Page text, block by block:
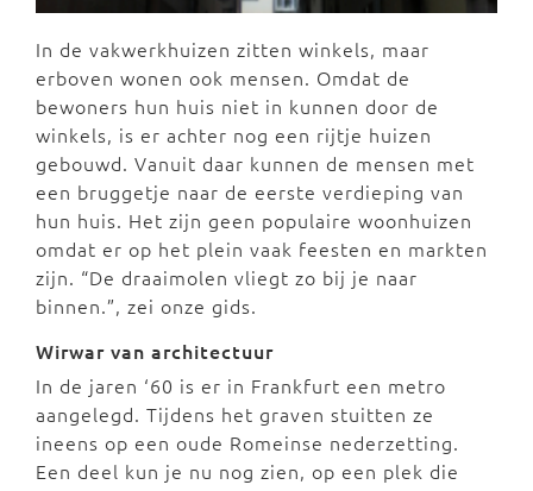
In de vakwerkhuizen zitten winkels, maar
erboven wonen ook mensen. Omdat de
bewoners hun huis niet in kunnen door de
winkels, is er achter nog een rijtje huizen
gebouwd. Vanuit daar kunnen de mensen met
een bruggetje naar de eerste verdieping van
hun huis. Het zijn geen populaire woonhuizen
omdat er op het plein vaak feesten en markten
zijn. “De draaimolen vliegt zo bij je naar
binnen.”, zei onze gids.
Wirwar van architectuur
In de jaren ‘60 is er in Frankfurt een metro
aangelegd. Tijdens het graven stuitten ze
ineens op een oude Romeinse nederzetting.
Een deel kun je nu nog zien, op een plek die